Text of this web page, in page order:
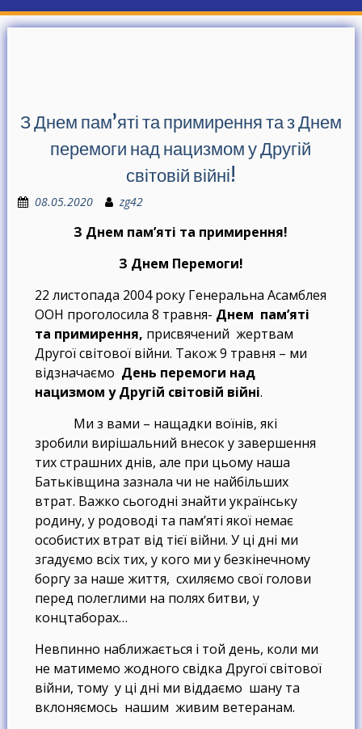
З Днем пам’яті та примирення та з Днем
перемоги над нацизмом у Другій
світовій війні!
08.05.2020 zg42
З Днем пам’яті та примирення!
З Днем Перемоги!
22 листопада 2004 року Генеральна Асамблея
ООН проголосила 8 травня- Днем пам’яті
та примирення, присвячений жертвам
Другої світової війни. Також 9 травня – ми
відзначаємо День перемоги над
нацизмом у Другій світовій війні.
Ми з вами – нащадки воїнів, які
зробили вирішальний внесок у завершення
тих страшних днів, але при цьому наша
Батьківщина зазнала чи не найбільших
втрат. Важко сьогодні знайти українську
родину, у родоводі та пам’яті якої немає
особистих втрат від тієї війни. У ці дні ми
згадуємо всіх тих, у кого ми у безкінечному
боргу за наше життя, схиляємо свої голови
перед полеглими на полях битви, у
концтаборах…
Невпинно наближається і той день, коли ми
не матимемо жодного свідка Другої світової
війни, тому у ці дні ми віддаємо шану та
вклоняємось нашим живим ветеранам.